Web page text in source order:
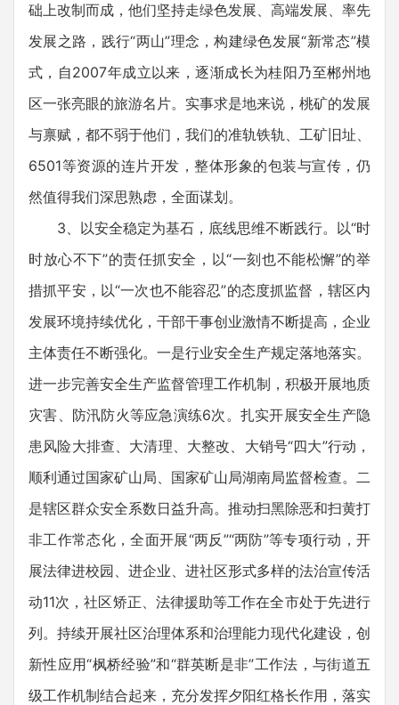
础上改制而成，他们坚持走绿色发展、高端发展、率先
发展之路，践行“两山”理念，构建绿色发展“新常态”模
式，自2007年成立以来，逐渐成长为桂阳乃至郴州地
区一张亮眼的旅游名片。实事求是地来说，桃矿的发展
与禀赋，都不弱于他们，我们的准轨铁轨、工矿旧址、
6501等资源的连片开发，整体形象的包装与宣传，仍
然值得我们深思熟虑，全面谋划。
3、以安全稳定为基石，底线思维不断践行。以“时
时放心不下”的责任抓安全，以“一刻也不能松懈”的举
措抓平安，以“一次也不能容忍”的态度抓监督，辖区内
发展环境持续优化，干部干事创业激情不断提高，企业
主体责任不断强化。一是行业安全生产规定落地落实。
进一步完善安全生产监督管理工作机制，积极开展地质
灾害、防汛防火等应急演练6次。扎实开展安全生产隐
患风险大排查、大清理、大整改、大销号“四大”行动，
顺利通过国家矿山局、国家矿山局湖南局监督检查。二
是辖区群众安全系数日益升高。推动扫黑除恶和扫黄打
非工作常态化，全面开展“两反”“两防”等专项行动，开
展法律进校园、进企业、进社区形式多样的法治宣传活
动11次，社区矫正、法律援助等工作在全市处于先进行
列。持续开展社区治理体系和治理能力现代化建设，创
新性应用“枫桥经验”和“群英断是非”工作法，与街道五
级工作机制结合起来，充分发挥夕阳红格长作用，落实